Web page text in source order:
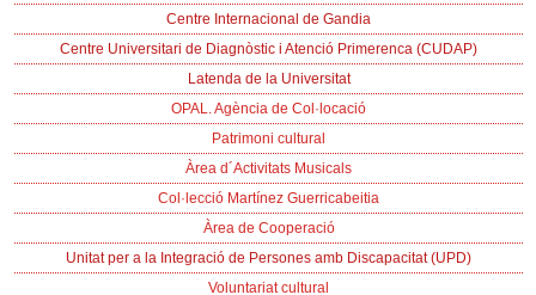
Centre Internacional de Gandia
Centre Universitari de Diagnòstic i Atenció Primerenca (CUDAP)
Latenda de la Universitat
OPAL. Agència de Col·locació
Patrimoni cultural
Àrea d´Activitats Musicals
Col·lecció Martínez Guerricabeitia
Àrea de Cooperació
Unitat per a la Integració de Persones amb Discapacitat (UPD)
Voluntariat cultural